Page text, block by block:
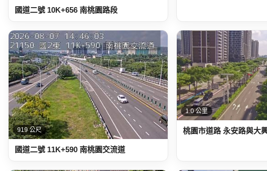
國道二號 10K+656 南桃園路段
919 公尺
國道二號 11K+590 南桃園交流道
1.0 公里
桃園市道路 永安路與大